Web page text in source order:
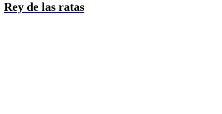
Rey de las ratas